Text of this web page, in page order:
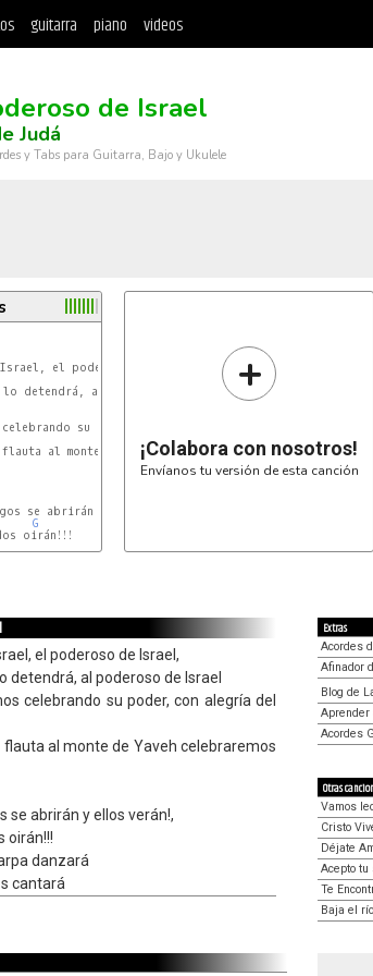
guitarra piano videos
de Israel
Judá
y Tabs para Guitarra, Bajo y Ukulele
el poderoso de Israel,
detendrá, al poderoso de Israel
celebrando su poder, con alegría del corazón...
al monte de Yaveh celebraremos su poder!
se abrirán y ellos verán!,
G
oirán!!!
+
¡Colabora con nosotros!
Envíanos tu versión de esta canción
el poderoso de Israel,
detendrá, al poderoso de Israel
celebrando su poder, con alegría del
flauta al monte de Yaveh celebraremos
se abrirán y ellos verán!,
oirán!!!
danzará
cantará
Extras
Acordes
Afinador
Blog de
Aprender
Acordes
Otras
Vamos
Cristo
Déjate
Acepto tu
Te
Baja el